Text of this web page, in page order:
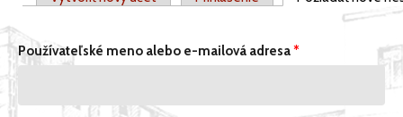
Používateľské meno alebo e-mailová adresa*